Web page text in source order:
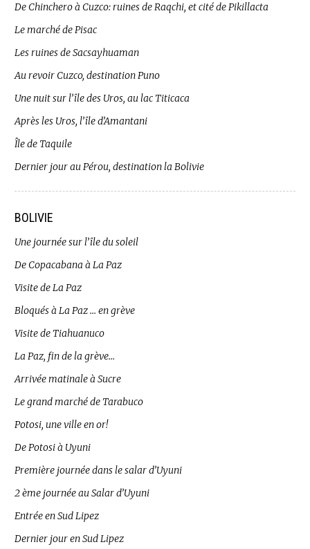
De Chinchero à Cuzco: ruines de Raqchi, et cité de Pikillacta
Le marché de Pisac
Les ruines de Sacsayhuaman
Au revoir Cuzco, destination Puno
Une nuit sur l’île des Uros, au lac Titicaca
Après les Uros, l’île d’Amantani
Île de Taquile
Dernier jour au Pérou, destination la Bolivie
BOLIVIE
Une journée sur l’île du soleil
De Copacabana à La Paz
Visite de La Paz
Bloqués à La Paz … en grève
Visite de Tiahuanuco
La Paz, fin de la grève…
Arrivée matinale à Sucre
Le grand marché de Tarabuco
Potosi, une ville en or!
De Potosi à Uyuni
Première journée dans le salar d’Uyuni
2 ème journée au Salar d’Uyuni
Entrée en Sud Lipez
Dernier jour en Sud Lipez